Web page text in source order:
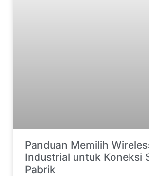
Panduan Memilih
Industrial untuk Koneksi
Pabrik